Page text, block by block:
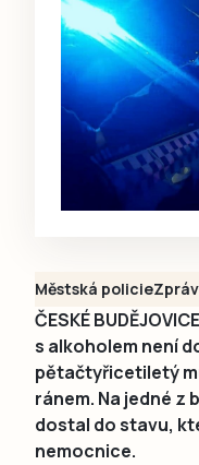
Městská policie
ČESKÉ
s alkoholem není
pětačtyřicetiletý
ránem. Na jedné z
dostal do stavu,
nemocnice.